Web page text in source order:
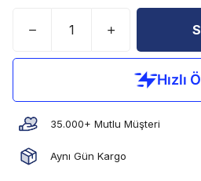
35.000+ Mutlu Müşteri
Aynı Gün Kargo